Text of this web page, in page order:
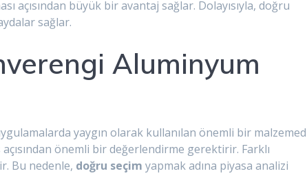
açısından büyük bir avantaj sağlar. Dolayısıyla, doğru
sağlar.
Aluminyum
yaygın olarak kullanılan önemli bir
önemli bir değerlendirme gerektirir. Farklı
Bu nedenle, doğru seçim yapmak adına piyasa analizi